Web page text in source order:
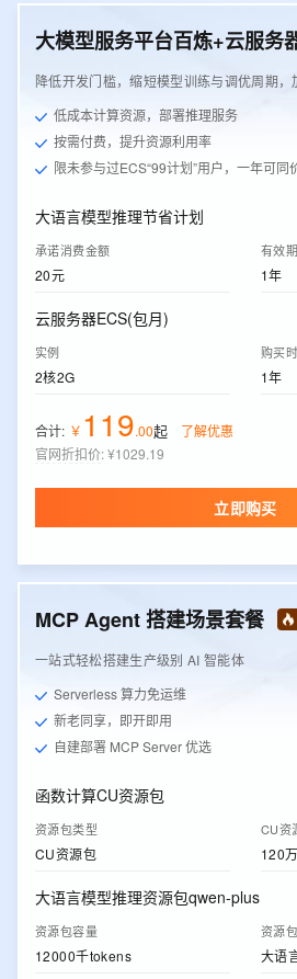
降低开发门槛，缩短模型训练与调优周期
低成本计算资源，部署推理服务
按需付费，提升资源利用率
限未参与过ECS“99计划”用户，一年可同
大语言模型推理节省计划
承诺消费金额
20元
有效期
1年
云服务器ECS(包月)
实例
2核2G
购买
1年
合计: ￥ 119.00起
了解优惠
官网折扣价:¥1029.19
立即购买
MCP Agent 搭建场景套餐
一站式轻松搭建生产级别 AI 智能体
Serverless 算力免运维
新老同享，即开即用
自建部署 MCP Server 优选
函数计算CU资源包
资源包类型
CU资源包
CU资
120
大语言模型推理资源包qwen-plus
资源包容量
12000千tokens
资源
大语